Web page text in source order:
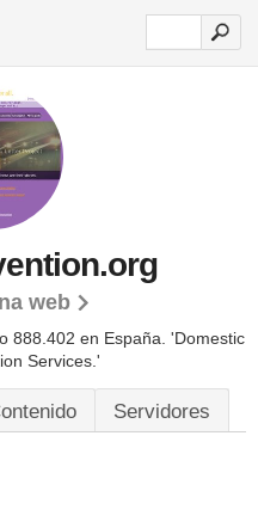
web
888.402 en España. 'Domestic
Services.'
Servidores